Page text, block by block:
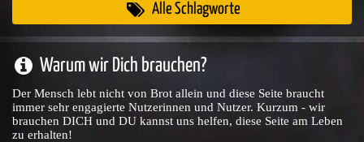
Alle Schlagworte
Warum wir Dich brauchen?
Der Mensch lebt nicht von Brot allein und diese Seite braucht
immer sehr engagierte Nutzerinnen und Nutzer. Kurzum - wir
brauchen DICH und DU kannst uns helfen, diese Seite am Leben
zu erhalten!